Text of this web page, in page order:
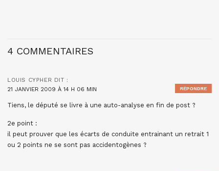
4 COMMENTAIRES
LOUIS CYPHER DIT :
21 JANVIER 2009 À 14 H 06 MIN
Tiens, le député se livre à une auto-analyse en fin de post ?
2e point :
il peut prouver que les écarts de conduite entrainant un retrait 1
ou 2 points ne se sont pas accidentogènes ?
RÉPONDRE